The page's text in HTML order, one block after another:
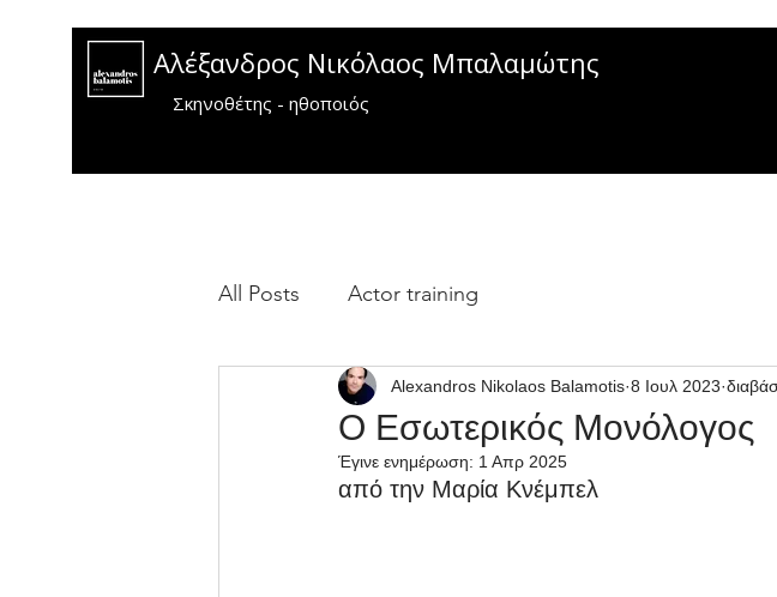
Αλέξανδρος Νικόλαος Μπαλαμώτης
Σκηνοθέτης - ηθοποιός
All Posts Actor training
Ο Εσωτερικός Μονόλογος
Alexandros Nikolaos Balamotis 8 Ιουλ 2023
Έγινε ενημέρωση: 1 Απρ 2025
από την Μαρία Κνέμπελ